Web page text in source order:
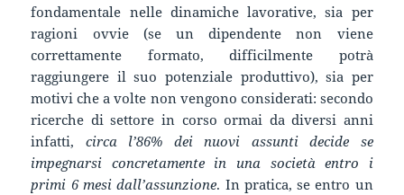
fondamentale nelle dinamiche lavorative, sia per
ragioni ovvie (se un dipendente non viene
correttamente formato, difficilmente potrà
raggiungere il suo potenziale produttivo), sia per
motivi che a volte non vengono considerati: secondo
ricerche di settore in corso ormai da diversi anni
infatti, circa l’86% dei nuovi assunti decide se
impegnarsi concretamente in una società entro i
primi 6 mesi dall’assunzione. In pratica, se entro un